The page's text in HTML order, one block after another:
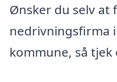
Ønsker du selv at
nedrivningsfirma
kommune, så